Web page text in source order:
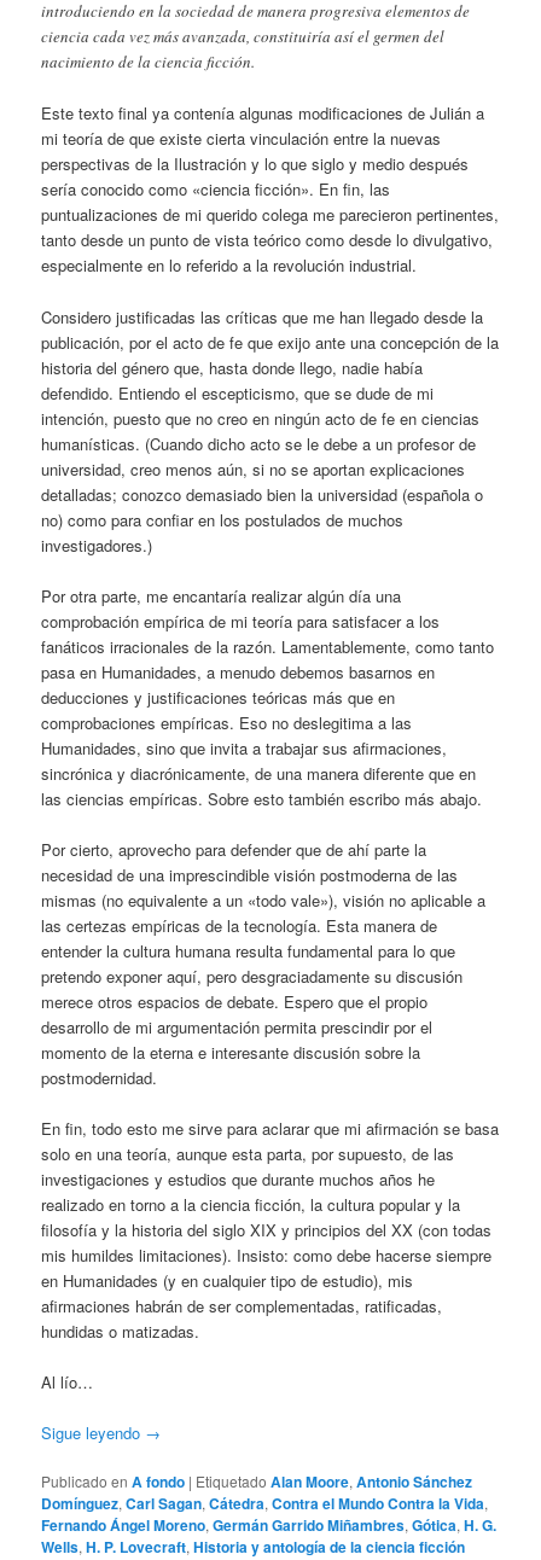
introduciendo en la sociedad de manera progresiva elementos de
ciencia cada vez más avanzada, constituiría así el germen del
nacimiento de la ciencia ficción.
Este texto final ya contenía algunas modificaciones de Julián a
mi teoría de que existe cierta vinculación entre la nuevas
perspectivas de la Ilustración y lo que siglo y medio después
sería conocido como «ciencia ficción». En fin, las
puntualizaciones de mi querido colega me parecieron pertinentes,
tanto desde un punto de vista teórico como desde lo divulgativo,
especialmente en lo referido a la revolución industrial.
Considero justificadas las críticas que me han llegado desde la
publicación, por el acto de fe que exijo ante una concepción de la
historia del género que, hasta donde llego, nadie había
defendido. Entiendo el escepticismo, que se dude de mi
intención, puesto que no creo en ningún acto de fe en ciencias
humanísticas. (Cuando dicho acto se le debe a un profesor de
universidad, creo menos aún, si no se aportan explicaciones
detalladas; conozco demasiado bien la universidad (española o
no) como para confiar en los postulados de muchos
investigadores.)
Por otra parte, me encantaría realizar algún día una
comprobación empírica de mi teoría para satisfacer a los
fanáticos irracionales de la razón. Lamentablemente, como tanto
pasa en Humanidades, a menudo debemos basarnos en
deducciones y justificaciones teóricas más que en
comprobaciones empíricas. Eso no deslegitima a las
Humanidades, sino que invita a trabajar sus afirmaciones,
sincrónica y diacrónicamente, de una manera diferente que en
las ciencias empíricas. Sobre esto también escribo más abajo.
Por cierto, aprovecho para defender que de ahí parte la
necesidad de una imprescindible visión postmoderna de las
mismas (no equivalente a un «todo vale»), visión no aplicable a
las certezas empíricas de la tecnología. Esta manera de
entender la cultura humana resulta fundamental para lo que
pretendo exponer aquí, pero desgraciadamente su discusión
merece otros espacios de debate. Espero que el propio
desarrollo de mi argumentación permita prescindir por el
momento de la eterna e interesante discusión sobre la
postmodernidad.
En fin, todo esto me sirve para aclarar que mi afirmación se basa
solo en una teoría, aunque esta parta, por supuesto, de las
investigaciones y estudios que durante muchos años he
realizado en torno a la ciencia ficción, la cultura popular y la
filosofía y la historia del siglo XIX y principios del XX (con todas
mis humildes limitaciones). Insisto: como debe hacerse siempre
en Humanidades (y en cualquier tipo de estudio), mis
afirmaciones habrán de ser complementadas, ratificadas,
hundidas o matizadas.
Al lío…
Sigue leyendo →
Publicado en A fondo | Etiquetado Alan Moore,Antonio Sánchez
Domínguez,Carl Sagan,Cátedra,Contra el Mundo Contra la Vida,
Fernando Ángel Moreno,Germán Garrido Miñambres,Gótica,H. G.
Wells,H. P. Lovecraft,Historia y antología de la ciencia ficción